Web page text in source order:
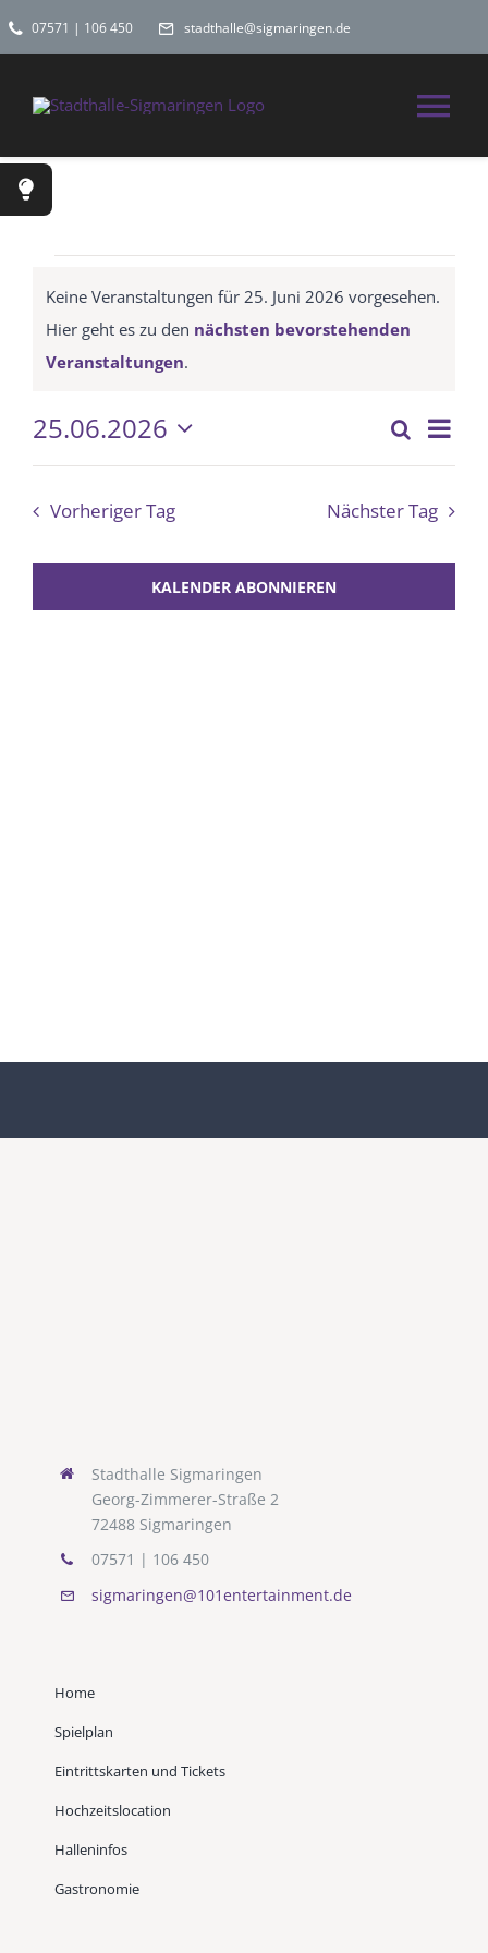
Zum
07571 | 106 450 stadthalle@sigmaringen.de
Räume
Veranstaltungen
für
25.
Juni
2026
Hinweis
Keine Veranstaltungen für 25. Juni 2026 vorgesehen.
Hier geht es zu den nächsten bevorstehenden
Veranstaltungen.
und
Suche
Tag
25.06.2026
Datum
Vorheriger Tag Nächster Tag
KALENDER ABONNIEREN
Stadthalle Sigmaringen
Georg-Zimmerer-Straße 2
72488 Sigmaringen
07571 | 106 450
sigmaringen@101entertainment.de
Home
Spielplan
Eintrittskarten und Tickets
Hochzeitslocation
Halleninfos
Gastronomie